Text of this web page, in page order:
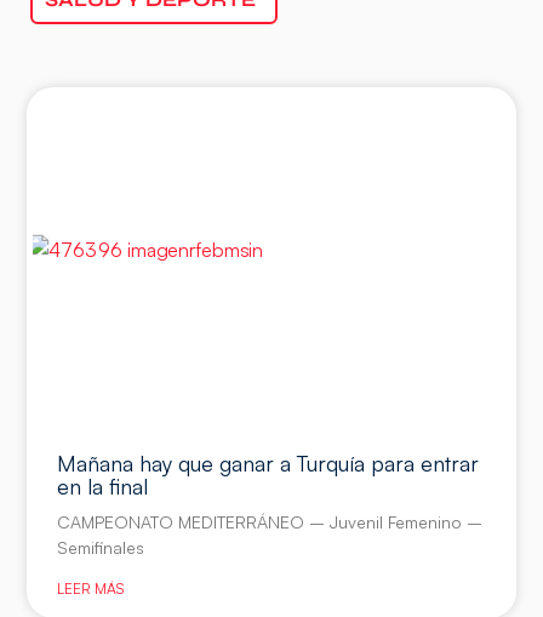
Mañana hay que ganar a Turquía para entrar
en la final
CAMPEONATO MEDITERRÁNEO – Juvenil Femenino –
Semifinales
LEER MÁS